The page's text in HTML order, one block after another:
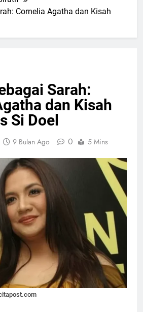
Cornelia Agatha dan Kisah
Sarah:
dan Kisah
Si Doel
9 Bulan Ago 0 5 Mins